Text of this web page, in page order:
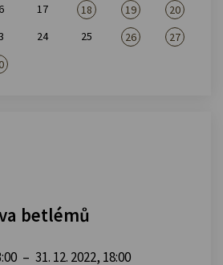
17 18 19
20
24 25 26
27
betlémů
– 31. 12. 2022, 18:00